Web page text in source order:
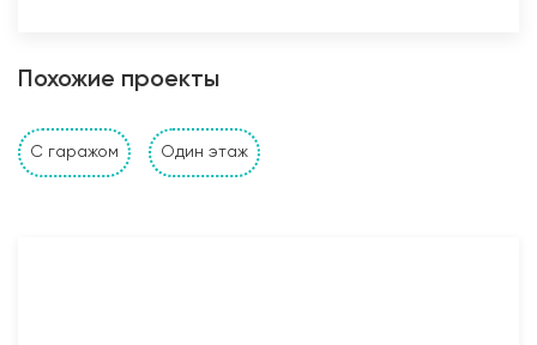
Стены и перегородки дома
1. Наружные и внутренние несущие стены выполнены
Похожие проекты
С гаражом Один этаж